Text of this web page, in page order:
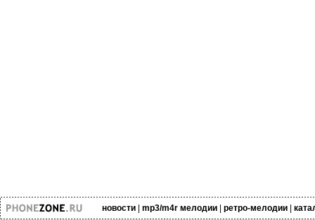
новости| mp3/m4r мелодии| ретро-мелодии|